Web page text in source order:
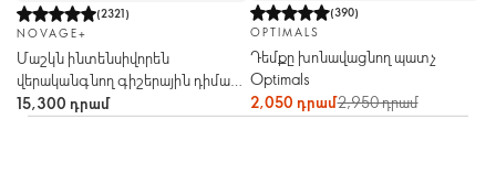
(2321)
NOVAGE+
Մաշկն ինտենսիվորեն
վերականգնող գիշերային դիմակ
Novage+
15,300 դրամ
(390)
OPTIMALS
Դեմքը խոնավացնող պատչ
Optimals
2,050 դրամ2,950 դրամ